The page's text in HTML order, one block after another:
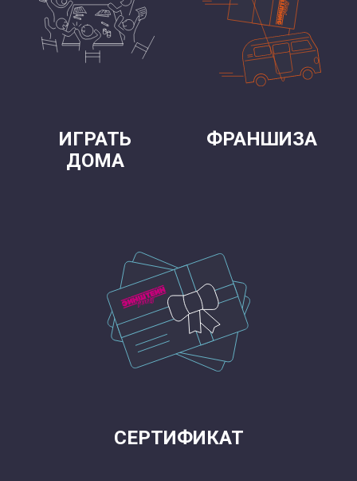
ИГРАТЬ
ДОМА
ФРАНШИЗА
СЕРТИФИКАТ